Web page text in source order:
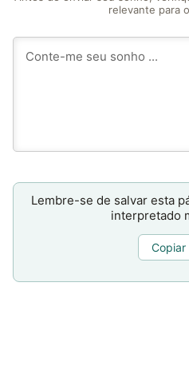
relevante para
Lembre-se de salvar esta
interpretado
Copiar